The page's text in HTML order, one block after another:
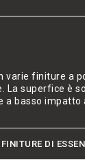
varie finiture a
La superfice è
a basso impatto
DI